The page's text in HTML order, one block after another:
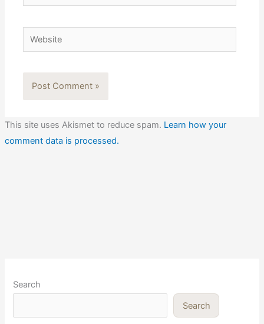
Website
This site uses Akismet to reduce spam. Learn how your
comment data is processed.
Search
Search